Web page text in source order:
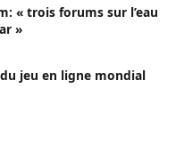
« trois forums sur l’eau
»
jeu en ligne mondial